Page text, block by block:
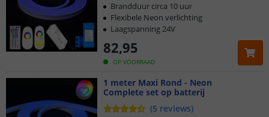
OP VOORRAAD
82,95
Brandduur circa 10 uur
Flexibele Neon verlichting
Laagspanning 24V
1 meter Maxi Rond - Neon
Complete set op batterij
(5 reviews)